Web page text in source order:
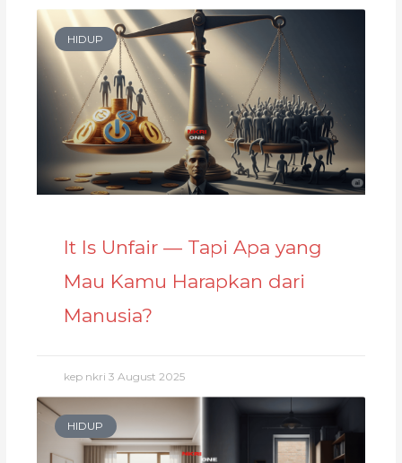
HIDUP
It Is Unfair — Tapi Apa yang
Mau Kamu Harapkan dari
Manusia?
kep nkri3 August 2025
HIDUP